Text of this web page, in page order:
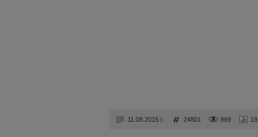
11.08.2015 г. 24801 869 18